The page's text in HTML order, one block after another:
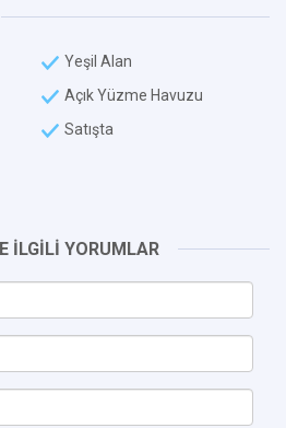
Yeşil Alan
Açık Yüzme Havuzu
Satışta
İLGİLİ YORUMLAR